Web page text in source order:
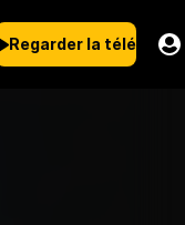
Regarder la télé